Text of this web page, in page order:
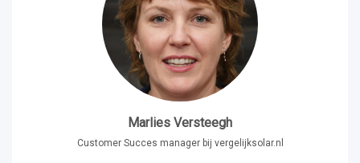
Marlies Versteegh
Customer Succes manager bij vergelijksolar.nl